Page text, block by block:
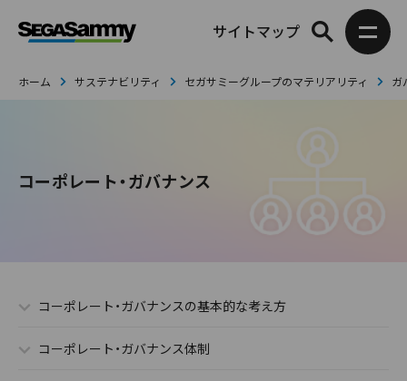
サイトマップ
ホーム サステナビリティ セガサミーグループのマテリアリティ ガ
コーポレート・ガバナンス
コーポレート・ガバナンスの基本的な考え方
コーポレート・ガバナンス体制